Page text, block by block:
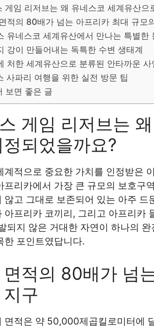
게임 리저브는 왜 유네스코 세계유산으
적의 80배가 넘는 아프리카 최대 규모
유네스코 세계유산에서 만나는 특별한
강이 만들어내는 독특한 수변 생태계
처한 세계유산으로 분류된 안타까운 사
사파리 여행을 위한 실전 방문 팁
보면 좋은 글
게임 리저브는
정되었을까요?
계적으로 중요한 가치를 인정받은
프리카에서 가장 큰 규모의 보호구
않고 그대로 보존되어 있는 아주
아프리카 코끼리, 그리고 아프리카
되지 않은 거대한 자연이 하나의
한 포인트였답니다.
적의 80배가 넘
지구
면적은 약 50,000제곱킬로미터에